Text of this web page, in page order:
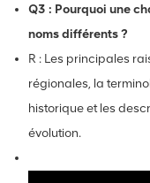
Q3 : Pourquoi une
noms différents ?
R : Les principales
régionales, la
historique et les
évolution.